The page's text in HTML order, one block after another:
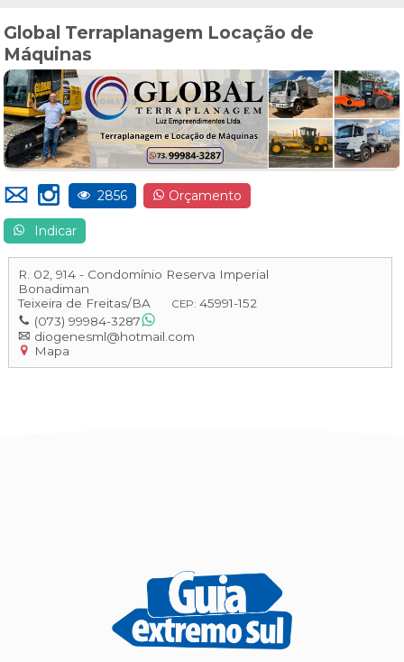
Global Terraplanagem Locação de
Máquinas
2856 Orçamento
Indicar
R. 02, 914 - Condomínio Reserva Imperial
Bonadiman
Teixeira de Freitas/BA CEP: 45991-152
(073) 99984-3287
diogenesml@hotmail.com
Mapa